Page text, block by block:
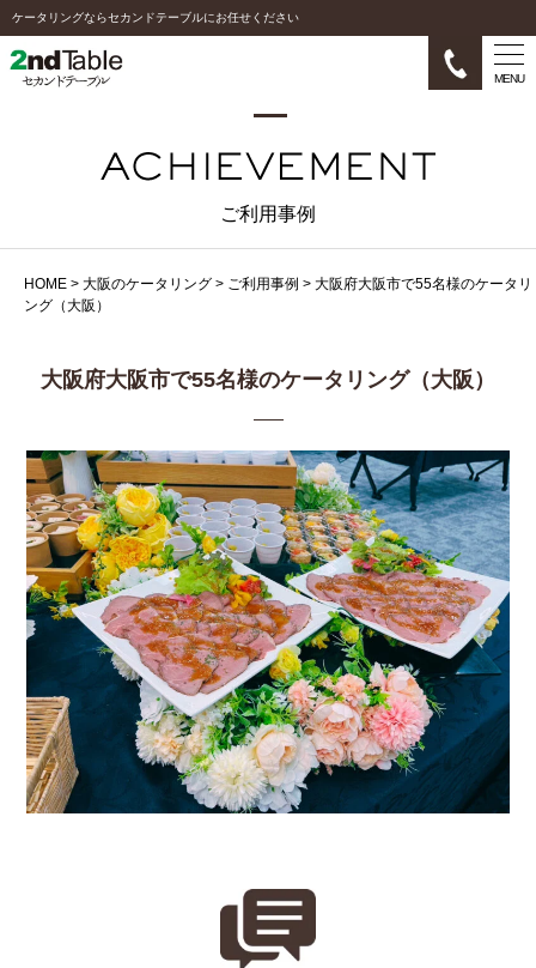
ケータリングならセカンドテーブルにお任せください
MENU
ご利用事例
HOME > 大阪のケータリング > ご利用事例 > 大阪府大阪市で55名様のケータリ
ング（大阪）
大阪府大阪市で55名様のケータリング（大阪）